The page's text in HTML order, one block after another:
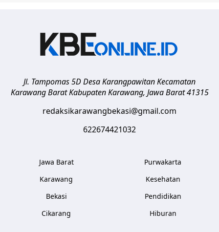
Jl. Tampomas 5D Desa Karangpawitan Kecamatan
Karawang Barat Kabupaten Karawang, Jawa Barat 41315
redaksikarawangbekasi@gmail.com
622674421032
Jawa Barat
Karawang
Bekasi
Cikarang
Purwakarta
Kesehatan
Pendidikan
Hiburan